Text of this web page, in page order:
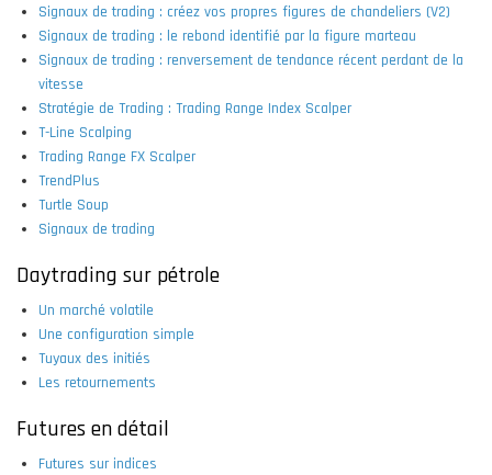
Signaux de trading : créez vos propres figures de chandeliers (V2)
Signaux de trading : le rebond identifié par la figure marteau
Signaux de trading : renversement de tendance récent perdant de la
vitesse
Stratégie de Trading : Trading Range Index Scalper
T-Line Scalping
Trading Range FX Scalper
TrendPlus
Turtle Soup
Signaux de trading
Daytrading sur pétrole
Un marché volatile
Une configuration simple
Tuyaux des initiés
Les retournements
Futures en détail
Futures sur indices